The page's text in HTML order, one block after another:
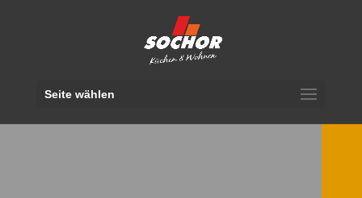
Seite wählen